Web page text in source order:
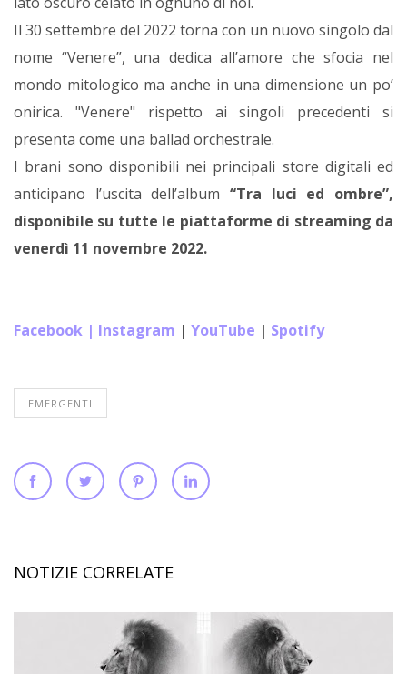
Il 30 settembre del 2022 torna con un nuovo singolo dal
nome “Venere”, una dedica all’amore che sfocia nel
mondo mitologico ma anche in una dimensione un po’
onirica. "Venere" rispetto ai singoli precedenti si
presenta come una ballad orchestrale.
I brani sono disponibili nei principali store digitali ed
anticipano l’uscita dell’album “Tra luci ed ombre”,
disponibile su tutte le piattaforme di streaming da
venerdì 11 novembre 2022.
Facebook | Instagram | YouTube | Spotify
EMERGENTI
NOTIZIE CORRELATE